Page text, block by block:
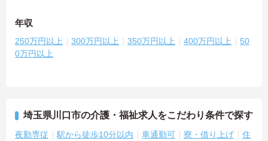
年収
250万円以上 300万円以上 350万円以上 400万円以上
50
0万円以上
埼玉県川口市の介護・福祉求人をこだわり条件で探す
夜勤専従 駅から徒歩10分以内 車通勤可 寮・借り上げ
住